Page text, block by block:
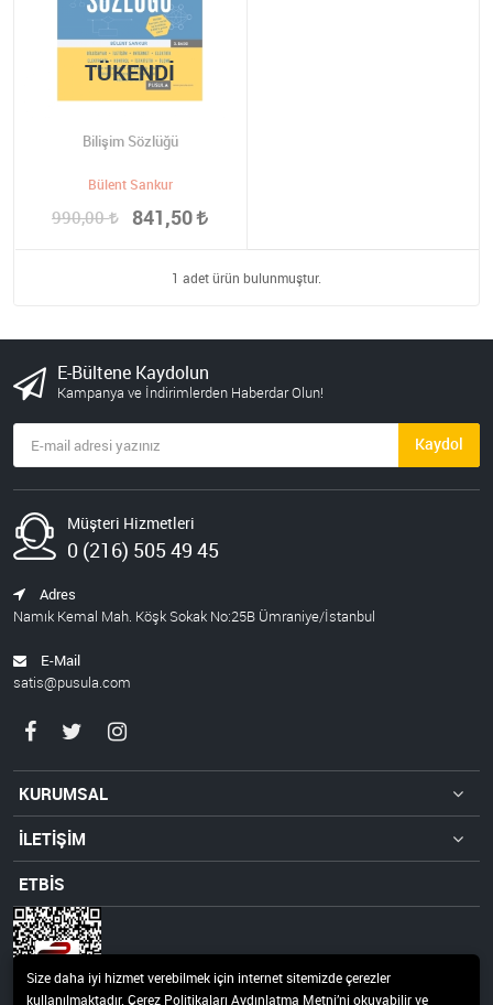
Bilişim Sözlüğü
Bülent Sankur
990,00 841,50
TÜKENDI
1 adet ürün bulunmuştur.
E-Bültene Kaydolun
Kampanya ve İndirimlerden Haberdar Olun!
Kaydol
Müşteri Hizmetleri
0 (216) 505 49 45
Adres
Namık Kemal Mah. Köşk Sokak No:25B Ümraniye/İstanbul
E-Mail
satis@pusula.com
KURUMSAL
İLETİŞİM
ETBİS
Size daha iyi hizmet verebilmek için internet sitemizde çerezler
kullanılmaktadır. Çerez Politikaları Aydınlatma Metni’ni okuyabilir ve